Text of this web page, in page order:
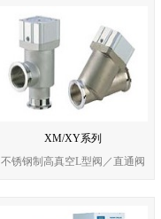
XM/XY系列
不锈钢制高真空L型阀／直通阀